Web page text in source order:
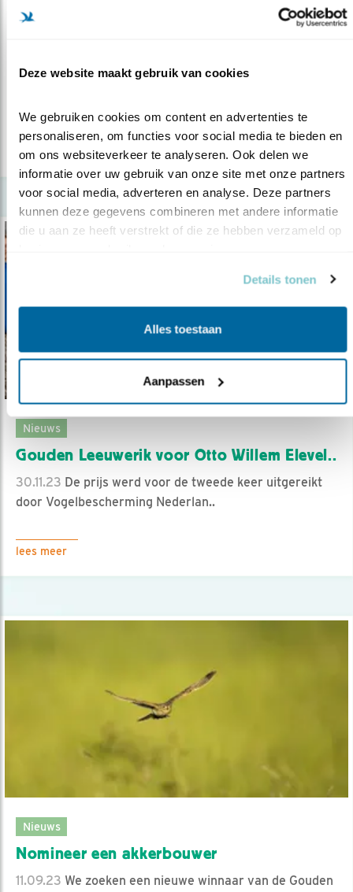
Deze website maakt gebruik van cookies
We gebruiken cookies om content en advertenties te
personaliseren, om functies voor social media te bieden en
om ons websiteverkeer te analyseren. Ook delen we
informatie over uw gebruik van onze site met onze partners
voor social media, adverteren en analyse. Deze partners
kunnen deze gegevens combineren met andere informatie
die u aan ze heeft verstrekt of die ze hebben verzameld op
Details tonen
Alles toestaan
Aanpassen
Verdieping
13.12.23Wat hebben we samen bereikt voor vogels en
lees meer
Nieuws
Gouden Leeuwerik voor Otto Willem Elevel..
30.11.23 De prijs werd voor de tweede keer uitgereikt
door Vogelbescherming Nederlan..
lees meer
Nieuws
Nomineer een akkerbouwer
11.09.23 We zoeken een nieuwe winnaar van de Gouden